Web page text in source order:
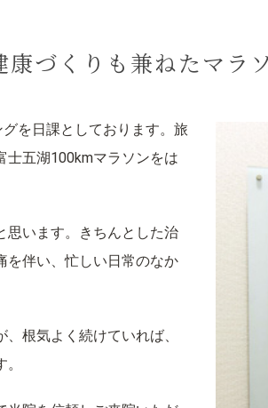
康づくりも兼ねたマラ
を日課としております。旅
士五湖100kmマラソンをは
思います。きちんとした治
を伴い、忙しい日常のなか
根気よく続けていれば、